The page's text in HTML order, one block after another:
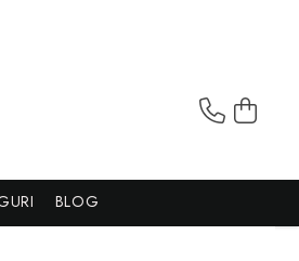
BLOG